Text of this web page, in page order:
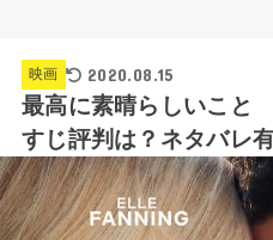
映画 2020.08.15
最高に素晴らしいこ
すじ評判は？ネタバレ